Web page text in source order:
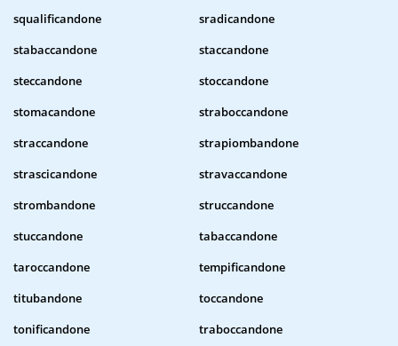
squalificandone
sradicandone
stabaccandone
staccandone
steccandone
stoccandone
stomacandone
straboccandone
straccandone
strapiombandone
strascicandone
stravaccandone
strombandone
struccandone
stuccandone
tabaccandone
taroccandone
tempificandone
titubandone
toccandone
tonificandone
traboccandone